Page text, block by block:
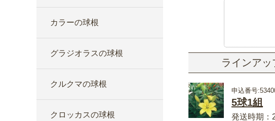
カラーの球根
グラジオラスの球根
クルクマの球根
クロッカスの球根
ラインアッ
申込番号
5球1組
発送時期：